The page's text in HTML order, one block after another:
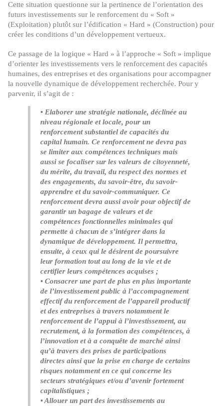
Cette situation questionne sur la pertinence de l’orientation des
futurs investissements sur le renforcement du « Soft »
(Exploitation) plutôt sur l’édification « Hard » (Construction) pour
créer les conditions d’un développement vertueux.
Ce passage de la logique « Hard » à l’approche « Soft » implique
d’orienter les investissements vers le renforcement des capacités
humaines, des entreprises et des organisations pour accompagner
la nouvelle dynamique de développement recherchée. Pour y
parvenir, il s’agit de :
• Elaborer une stratégie nationale, déclinée au
niveau régionale et locale, pour un
renforcement substantiel de capacités du
capital humain. Ce renforcement ne devra pas
se limiter aux compétences techniques mais
aussi se focaliser sur les valeurs de citoyenneté,
du mérite, du travail, du respect des normes et
des engagements, du savoir-être, du savoir-
apprendre et du savoir-communiquer. Ce
renforcement devra aussi avoir pour objectif de
garantir un bagage de valeurs et de
compétences fonctionnelles minimales qui
permette à chacun de s’intégrer dans la
dynamique de développement. Il permettra,
ensuite, à ceux qui le désirent de poursuivre
leur formation tout au long de la vie et de
certifier leurs compétences acquises ;
• Consacrer une part de plus en plus importante
de l’investissement public à l’accompagnement
effectif du renforcement de l’appareil productif
et des entreprises à travers notamment le
renforcement de l’appui à l’investissement, au
recrutement, à la formation des compétences, à
l’innovation et à a conquête de marché ainsi
qu’à travers des prises de participations
directes ainsi que la prise en charge de certains
risques notamment en ce qui concerne les
secteurs stratégiques et/ou d’avenir fortement
capitalistiques ;
• Allouer un part des investissements au